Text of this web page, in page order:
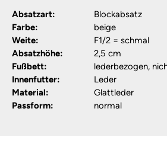
Absatzart:
Blockabsatz
Farbe:
beige
Weite:
F1/2 = schmal
Absatzhöhe:
2,5 cm
Fußbett:
lederbezogen,
Innenfutter:
Leder
Material:
Glattleder
Passform:
normal